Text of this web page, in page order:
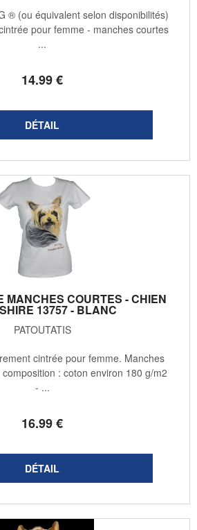
14.99€
® (ou équivalent selon disponibilités)
pour femme - manches courtes
...
MANCHES COURTES - CHIEN
13757 - BLANC
PATOUTATIS
16.99€
cintrée pour femme. Manches
: coton environ 180 g/m2
- ...